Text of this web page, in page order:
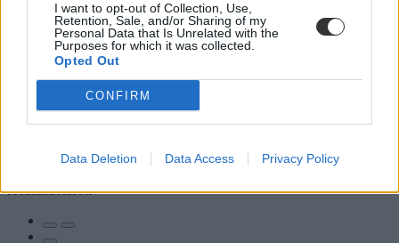
I want to opt-out of Collection, Use,
Retention, Sale, and/or Sharing of my
Personal Data that Is Unrelated with the
Purposes for which it was collected.
Opted Out
CONFIRM
Data Deletion Data Access Privacy Policy
Hozzászólások